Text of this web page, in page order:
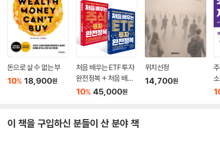
돈으로 살 수 없는 부
10% 18,900원
처음 배우는 ETF 투자
완전정복 + 처음 배우
는 주식 투자 완전정복
10% 45,000원
위치선정
14,700원
이 책을 구입하신 분들이 산 분야 책